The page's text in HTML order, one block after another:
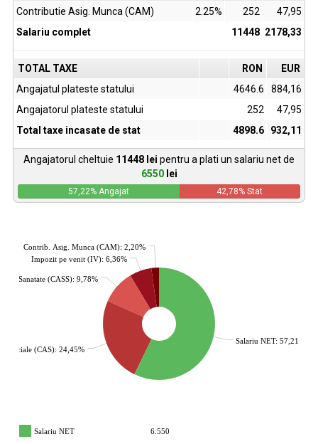
Contributie Asig. Munca (CAM)
2.25% 252
47,95
Salariu complet
11448 2178,33
TOTAL TAXE RON
EUR
Angajatul plateste statului
4646.6
884,16
Angajatorul plateste statului
252
47,95
Total taxe incasate de stat
4898.6 932,11
Angajatorul cheltuie 11448 lei pentru a plati un salariu net de
6550 lei
57,22% Angajat 42,78% Stat
Salariu NET: 57,21%
Sociale (CAS): 24,45%
Sanatate (CASS): 9,78%
Impozit pe venit (IV): 6,36%
Contrib. Asig. Munca (CAM): 2,20%
Salariu NET 6.550